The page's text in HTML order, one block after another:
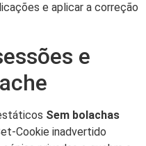
e aplicar a correção
e
Sem bolachas
Cookie inadvertido